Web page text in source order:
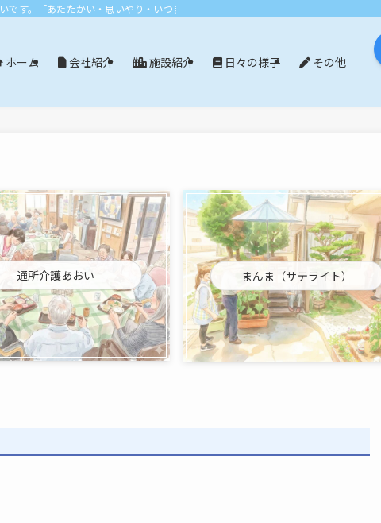
す。「あたたかい・思いやり・いつまでも」エリア：尾張旭市・長久手市・瀬戸市
ホーム 会社紹介 施設紹介 日々の様子 その他
通所介護あおい まんま（サテライト）